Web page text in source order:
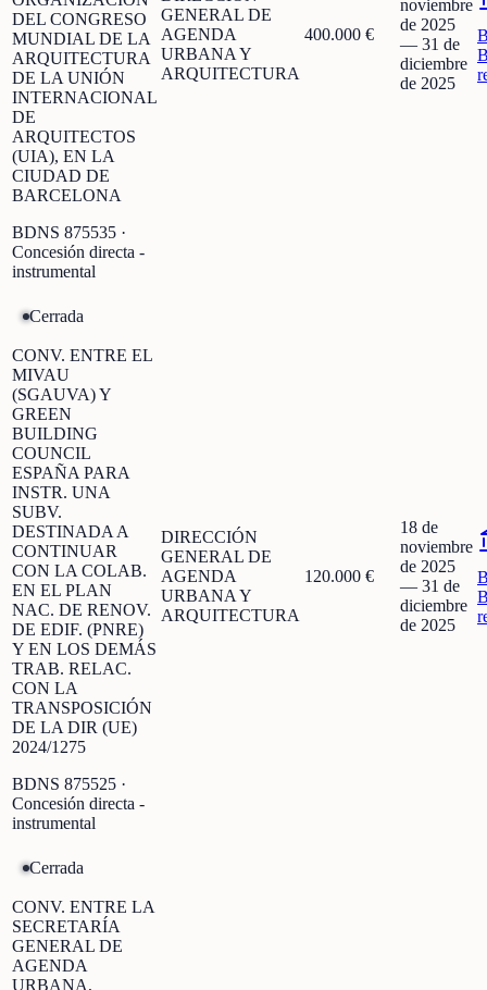
DEL CONGRESO
MUNDIAL DE LA
ARQUITECTURA
DE LA UNIÓN
INTERNACIONAL
DE
ARQUITECTOS
(UIA), EN LA
CIUDAD DE
BARCELONA
BDNS 875535 ·
Concesión directa -
instrumental
GENERAL DE
AGENDA
URBANA Y
ARQUITECTURA
400.000 €
noviembre
de 2025
— 31 de
diciembre
de 2025
Cerrada
CONV. ENTRE EL
MIVAU
(SGAUVA) Y
GREEN
BUILDING
COUNCIL
ESPAÑA PARA
INSTR. UNA
SUBV.
DESTINADA A
CONTINUAR
CON LA COLAB.
EN EL PLAN
NAC. DE RENOV.
DE EDIF. (PNRE)
Y EN LOS DEMÁS
TRAB. RELAC.
CON LA
TRANSPOSICIÓN
DE LA DIR (UE)
2024/1275
BDNS 875525 ·
Concesión directa -
instrumental
DIRECCIÓN
GENERAL DE
AGENDA
URBANA Y
ARQUITECTURA
120.000 €
18 de
noviembre
de 2025
— 31 de
diciembre
de 2025
Cerrada
CONV. ENTRE LA
SECRETARÍA
GENERAL DE
AGENDA
URBANA,